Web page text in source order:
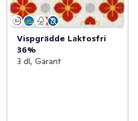
Vispgrädde Laktosfri
36%
3 dl, Garant